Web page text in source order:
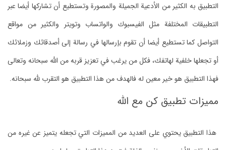
التطبيق به الكثير من الأدعية الجميلة والمصورة وتستطيع أن تشاركها أيضا عبر
التطبيقات المختلفة مثل الفيسبوك والواتساب وتويتر والكثير من مواقع
التواصل كما تستطيع أيضا أن تقوم بإرسالها في رسالة إلى أصدقائك وزملائك
أو تجعلها خلفية لهاتفك، فكل من يرغب في تعزيز قربه من الله سبحانه وتعالى
فهذا التطبيق هو خير معين له فالهدف من هذا التطبيق هو التقرب لله سبحانه.
مميزات تطبيق كن مع الله
هذا التطبيق يحتوي على العديد من المميزات التي تجعله يتميز عن غيره من